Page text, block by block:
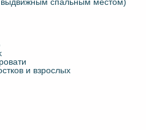
и взрослых